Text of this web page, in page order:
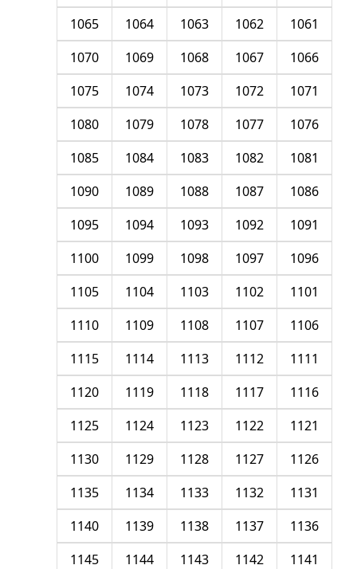
1061
1062
1063
1064
1065
1066
1067
1068
1069
1070
1071
1072
1073
1074
1075
1076
1077
1078
1079
1080
1081
1082
1083
1084
1085
1086
1087
1088
1089
1090
1091
1092
1093
1094
1095
1096
1097
1098
1099
1100
1101
1102
1103
1104
1105
1106
1107
1108
1109
1110
1111
1112
1113
1114
1115
1116
1117
1118
1119
1120
1121
1122
1123
1124
1125
1126
1127
1128
1129
1130
1131
1132
1133
1134
1135
1136
1137
1138
1139
1140
1141
1142
1143
1144
1145